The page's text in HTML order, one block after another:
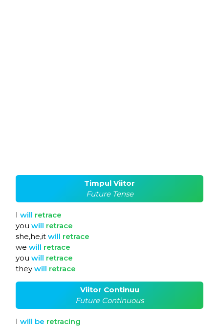
Timpul Viitor
Future Tense
I will retrace
you will retrace
she,he,it will retrace
we will retrace
you will retrace
they will retrace
Viitor Continuu
Future Continuous
I will be retracing